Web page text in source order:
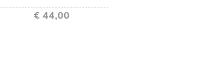
€ 44,00